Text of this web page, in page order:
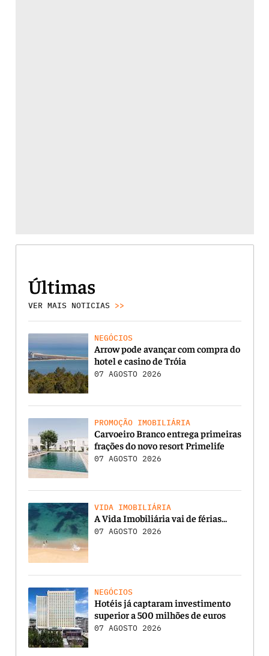
Últimas
VER MAIS NOTICIAS >>
NEGÓCIOS
Arrow pode avançar com compra do
hotel e casino de Tróia
07 AGOSTO 2026
PROMOÇÃO IMOBILIÁRIA
Carvoeiro Branco entrega primeiras
frações do novo resort Primelife
07 AGOSTO 2026
VIDA IMOBILIÁRIA
A Vida Imobiliária vai de férias…
07 AGOSTO 2026
NEGÓCIOS
Hotéis já captaram investimento
superior a 500 milhões de euros
07 AGOSTO 2026